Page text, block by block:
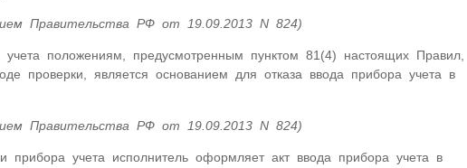
Правительства РФ от 19.09.2013 N 824)
учета положениям, предусмотренным пунктом 81(4) настоящих Правил,
проверки, является основанием для отказа ввода прибора учета в
Правительства РФ от 19.09.2013 N 824)
прибора учета исполнитель оформляет акт ввода прибора учета в